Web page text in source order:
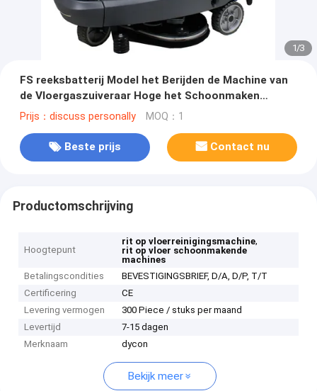
1/3
FS reeksbatterij Model het Berijden de Machine van
de Vloergaszuiveraar Hoge het Schoonmaken
Efficiency
Prijs：discuss personally MOQ：1
Beste prijs Contact nu
Productomschrijving
Hoogtepunt
rit op vloerreinigingsmachine,
rit op vloer schoonmakende
machines
Betalingscondities
BEVESTIGINGSBRIEF, D/A, D/P, T/T
Certificering
CE
Levering vermogen
300 Piece / stuks per maand
Levertijd
7-15 dagen
Merknaam
dycon
Bekijk meer